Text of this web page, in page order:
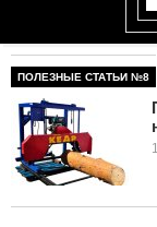
ПОЛЕЗНЫЕ СТАТЬИ №8